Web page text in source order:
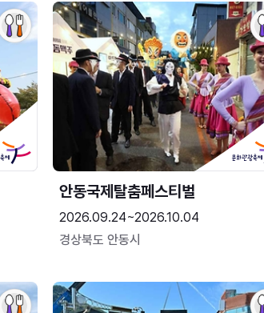
안동국제탈춤페스티벌
2026.09.24~2026.10.04
경상북도 안동시